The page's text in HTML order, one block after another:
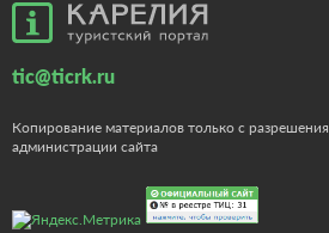
tic@ticrk.ru
Копирование материалов только с разрешения
администрации сайта